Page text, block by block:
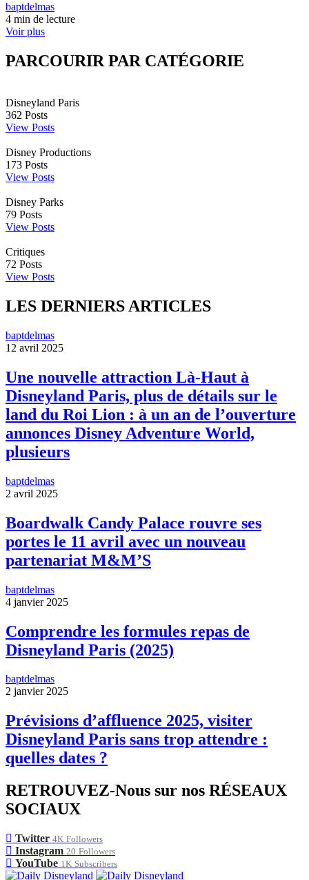
baptdelmas
4 min de lecture
Voir plus
PARCOURIR PAR CATÉGORIE
Disneyland Paris
362 Posts
View Posts
Disney Productions
173 Posts
View Posts
Disney Parks
79 Posts
View Posts
Critiques
72 Posts
View Posts
LES DERNIERS ARTICLES
baptdelmas
12 avril 2025
Une nouvelle attraction Là-Haut à
Disneyland Paris, plus de détails sur le
land du Roi Lion : à un an de l’ouverture
annonces Disney Adventure World,
plusieurs
baptdelmas
2 avril 2025
Boardwalk Candy Palace rouvre ses
portes le 11 avril avec un nouveau
partenariat M&M’S
baptdelmas
4 janvier 2025
Comprendre les formules repas de
Disneyland Paris (2025)
baptdelmas
2 janvier 2025
Prévisions d’affluence 2025, visiter
Disneyland Paris sans trop attendre :
quelles dates ?
RETROUVEZ-Nous sur nos RÉSEAUX
SOCIAUX
Twitter 4K Followers
Instagram 20 Followers
YouTube 1K Subscribers